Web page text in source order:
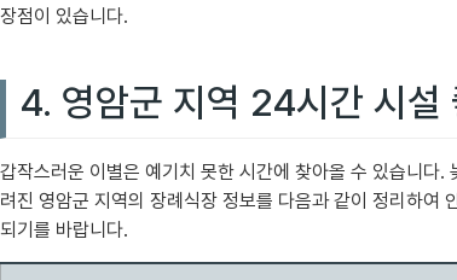
장점이 있습니다.
4. 영암군 지역 24시간 시설
갑작스러운 이별은 예기치 못한 시간에 찾아올 수 있습니다
려진 영암군 지역의 장례식장 정보를 다음과 같이 정리하여
되기를 바랍니다.